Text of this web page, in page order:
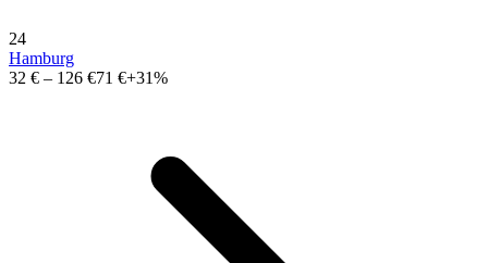
24
Hamburg
32 € – 126 €71 €+31%